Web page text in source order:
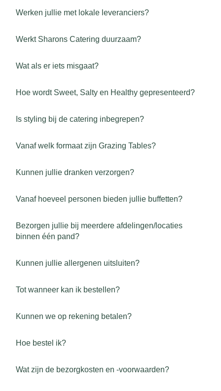
Werken jullie met lokale leveranciers?
Werkt Sharons Catering duurzaam?
Wat als er iets misgaat?
Hoe wordt Sweet, Salty en Healthy gepresenteerd?
Is styling bij de catering inbegrepen?
Vanaf welk formaat zijn Grazing Tables?
Kunnen jullie dranken verzorgen?
Vanaf hoeveel personen bieden jullie buffetten?
Bezorgen jullie bij meerdere afdelingen/locaties
binnen één pand?
Kunnen jullie allergenen uitsluiten?
Tot wanneer kan ik bestellen?
Kunnen we op rekening betalen?
Hoe bestel ik?
Wat zijn de bezorgkosten en -voorwaarden?